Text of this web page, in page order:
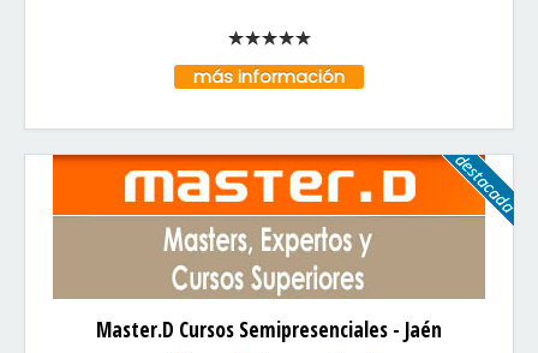
más información
Master.D Cursos Semipresenciales - Jaén